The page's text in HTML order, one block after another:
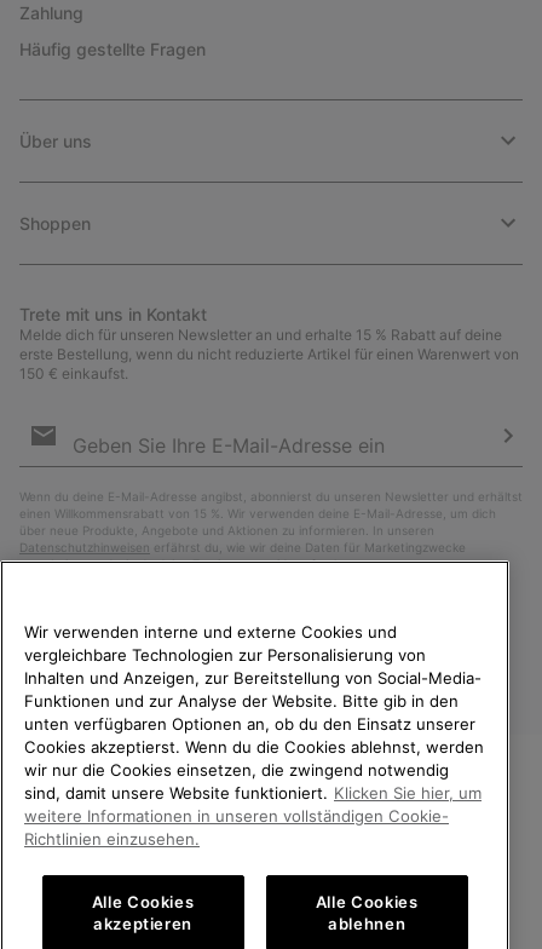
Zahlung
Häufig gestellte Fragen
Über uns
Shoppen
Trete mit uns in Kontakt
Melde dich für unseren Newsletter an und erhalte 15 % Rabatt auf deine
erste Bestellung, wenn du nicht reduzierte Artikel für einen Warenwert von
150 € einkaufst.
Anmeldung
Wenn du deine E-Mail-Adresse angibst, abonnierst du unseren Newsletter und erhältst
einen Willkommensrabatt von 15 %. Wir verwenden deine E-Mail-Adresse, um dich
über neue Produkte, Angebote und Aktionen zu informieren. In unseren
Datenschutzhinweisen erfährst du, wie wir deine Daten für Marketingzwecke
verarbeiten und wie du deine Zustimmung widerrufen kannst.
Österreich
©2026SOREL. Alle Rechte vorbehalten.
Datenschutz Nutzungsbedingungen
Allgemeine Verkaufsbedingungen Garantiebestimmungen
WILLKOMMEN BEI SOREL.
BITTE WÄHLEN SIE IHR
LIEFERLAND.
Online-Einkauf verfügbar
Wir verwenden interne und externe Cookies und
vergleichbare Technologien zur Personalisierung von
Inhalten und Anzeigen, zur Bereitstellung von Social-Media-
Funktionen und zur Analyse der Website. Bitte gib in den
unten verfügbaren Optionen an, ob du den Einsatz unserer
Cookies akzeptierst. Wenn du die Cookies ablehnst, werden
wir nur die Cookies einsetzen, die zwingend notwendig
sind, damit unsere Website funktioniert. Klicken Sie hier, um
weitere Informationen in unseren vollständigen Cookie-
Richtlinien einzusehen.
Alle Cookies
akzeptieren
Alle Cookies
ablehnen